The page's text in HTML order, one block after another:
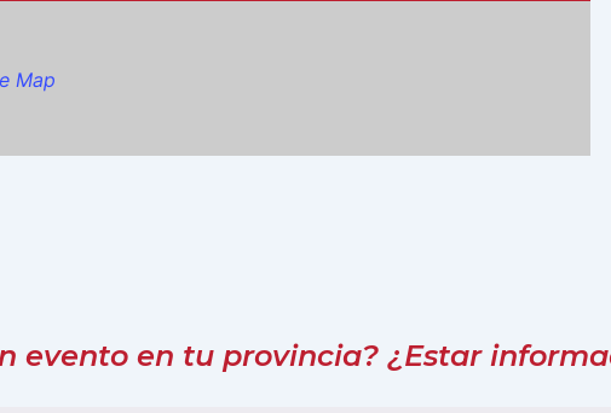
Map
evento en tu provincia? ¿Estar